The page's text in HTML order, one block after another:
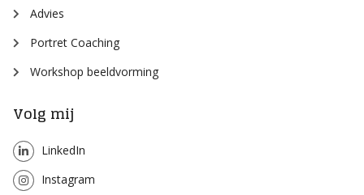
Advies
Portret Coaching
Workshop beeldvorming
Volg mij
LinkedIn
Instagram